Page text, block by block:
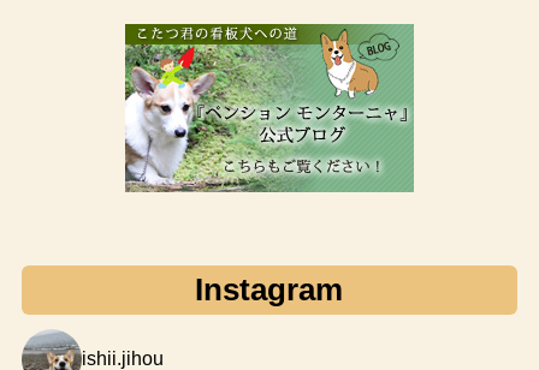
Instagram
ishii.jihou